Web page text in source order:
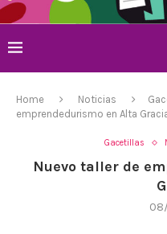
Home Noticias
emprendedurismo en Alta
Gacetillas
Nuevo taller de